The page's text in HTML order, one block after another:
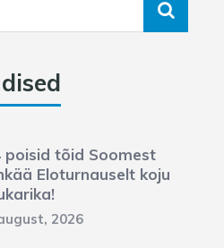
poisid tõid Soomest
Eloturnauselt koju
2026